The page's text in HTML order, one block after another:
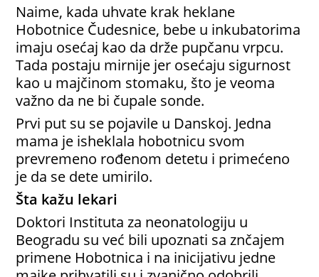
Naime, kada uhvate krak heklane
Hobotnice Čudesnice, bebe u inkubatorima
imaju osećaj kao da drže pupčanu vrpcu.
Tada postaju mirnije jer osećaju sigurnost
kao u majčinom stomaku, što je veoma
važno da ne bi čupale sonde.
Prvi put su se pojavile u Danskoj. Jedna
mama je isheklala hobotnicu svom
prevremeno rođenom detetu i primećeno
je da se dete umirilo.
Šta kažu lekari
Doktori Instituta za neonatologiju u
Beogradu su već bili upoznati sa znčajem
primene Hobotnica i na inicijativu jedne